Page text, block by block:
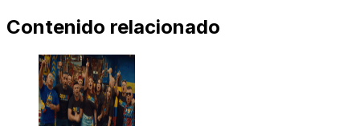
Contenido relacionado